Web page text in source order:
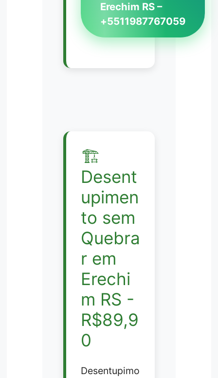
Erechim RS –
+5511987767059
🏗️
Desent
upimen
to sem
Quebra
r em
Erechi
m RS -
R$89,9
0
Desentupimo